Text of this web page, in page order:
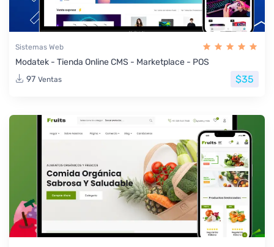
Sistemas Web
Modatek - Tienda Online CMS - Marketplace - POS
97 Ventas $35